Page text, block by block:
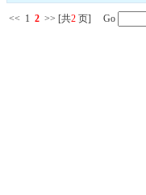
<< 1 2 >> [共2 页] Go